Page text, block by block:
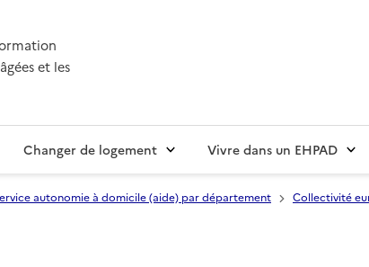
et les
Changer de logement Vivre dans un EHPAD
autonomie à domicile (aide) par département Collectivité